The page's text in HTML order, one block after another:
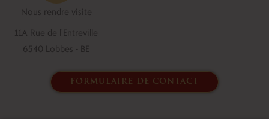
k
Nous rendre visite
11A Rue de l'Entreville
6540 Lobbes - BE
formulaire de contact